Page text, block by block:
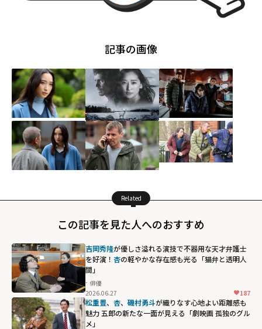
記事の画像
Related
この記事を見た人へのおすすめ
吉岡秀隆が優しさ溢れる演技で不器用な天才弁護士
を好演！ 杏の軽やかな存在感も光る「猫弁と透明人
間」
俳優
2026.06.27
187
松重豊、 杏、 磯村勇斗が織りなす心地よい距離感も
魅力 五郎の新たな一面が見える「劇映画 孤独のグル
メ」